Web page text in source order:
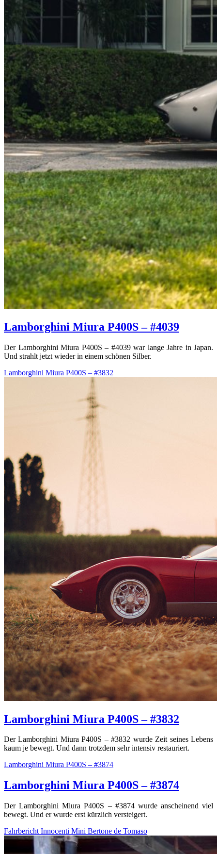
Lamborghini Miura P400S – #4039
Der Lamborghini Miura P400S – #4039 war lange Jahre in Japan.
Und strahlt jetzt wieder in einem schönen Silber.
Lamborghini Miura P400S – #3832
Lamborghini Miura P400S – #3832
Der Lamborghini Miura P400S – #3832 wurde Zeit seines Lebens
kaum je bewegt. Und dann trotzdem sehr intensiv restauriert.
Lamborghini Miura P400S – #3874
Lamborghini Miura P400S – #3874
Der Lamborghini Miura P400S – #3874 wurde anscheinend viel
bewegt. Und er wurde erst kürzlich versteigert.
Fahrbericht Innocenti Mini Bertone de Tomaso